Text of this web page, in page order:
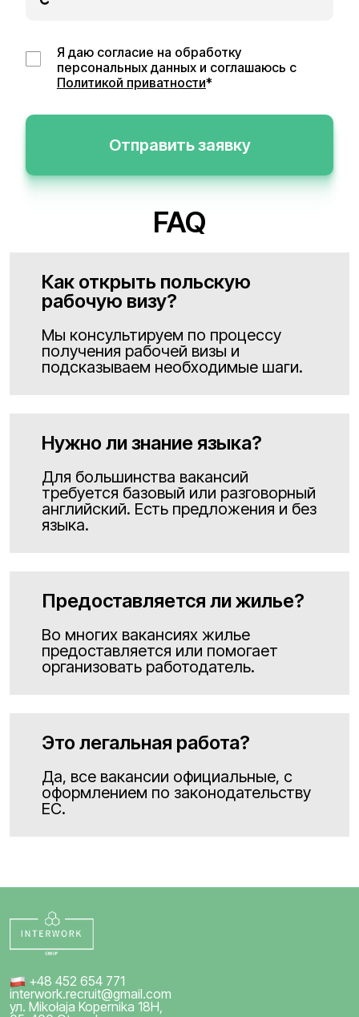
Я даю согласие на обработку
персональных данных и соглашаюсь с
Политикой приватности*
Отправить заявку
FAQ
Как открыть польскую
рабочую визу?
Мы консультируем по процессу
получения рабочей визы и
подсказываем необходимые шаги.
Нужно ли знание языка?
Для большинства вакансий
требуется базовый или разговорный
английский. Есть предложения и без
языка.
Предоставляется ли жилье?
Во многих вакансиях жилье
предоставляется или помогает
организовать работодатель.
Это легальная работа?
Да, все вакансии официальные, с
оформлением по законодательству
ЕС.
+48 452 654 771
interwork.recruit@gmail.com
ул. Mikołaja Kopernika 18H,